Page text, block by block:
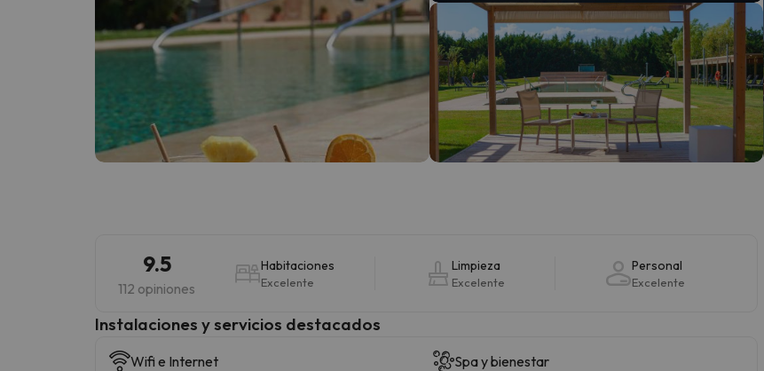
9.5
112 opiniones
Habitaciones
Excelente
Limpieza
Excelente
Personal
Excelente
Instalaciones y servicios destacados
Wifi e Internet
Spa y bienestar